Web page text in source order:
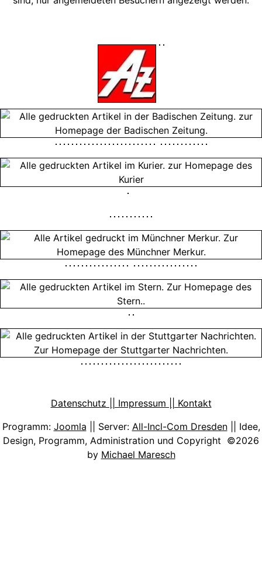
Datenschutz || Impressum || Kontakt
Programm: Joomla || Server: All-Incl-Com Dresden|| Idee,
Design, Programm, Administration und Copyright ©2026
by Michael Maresch